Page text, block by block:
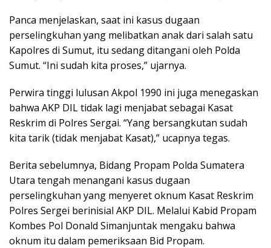
Panca menjelaskan, saat ini kasus dugaan
perselingkuhan yang melibatkan anak dari salah satu
Kapolres di Sumut, itu sedang ditangani oleh Polda
Sumut. “Ini sudah kita proses,” ujarnya.
Perwira tinggi lulusan Akpol 1990 ini juga menegaskan
bahwa AKP DIL tidak lagi menjabat sebagai Kasat
Reskrim di Polres Sergai. “Yang bersangkutan sudah
kita tarik (tidak menjabat Kasat),” ucapnya tegas.
Berita sebelumnya, Bidang Propam Polda Sumatera
Utara tengah menangani kasus dugaan
perselingkuhan yang menyeret oknum Kasat Reskrim
Polres Sergei berinisial AKP DIL. Melalui Kabid Propam
Kombes Pol Donald Simanjuntak mengaku bahwa
oknum itu dalam pemeriksaan Bid Propam.